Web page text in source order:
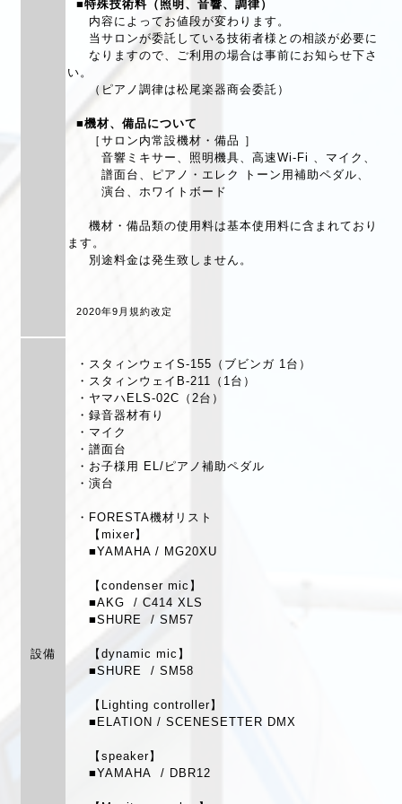
■特殊技術料（照明、音響、調律）
内容によってお値段が変わります。
当サロンが委託している技術者様との相談が必要に
なりますので、ご利用の場合は事前にお知らせ下さ
い。
（ピアノ調律は松尾楽器商会委託）
■機材、備品について
［ サロン内常設機材・備品 ］
音響ミキサー、照明機具、高速Wi-Fi 、マイク、
譜面台、ピアノ・エレク トーン用補助ペダル、
演台、ホワイトボード
機材・備品類の使用料は基本使用料に含まれており
ます。
別途料金は発生致しません。
2020年9月規約改定
設備
・ スタィンウェイS-155（ブビンガ 1台）
・スタィンウェイB-211（1台）
・ヤマハELS-02C（2台）
・録音器材有り
・マイク
・譜面台
・お子様用 EL/ピアノ補助ペダル
・演台
・FORESTA機材リスト
【mixer】
■YAMAHA / MG20XU
【condenser mic】
■AKG / C414 XLS
■SHURE / SM57
【dynamic mic】
■SHURE / SM58
【Lighting controller】
■ELATION / SCENESETTER DMX
【speaker】
■YAMAHA / DBR12